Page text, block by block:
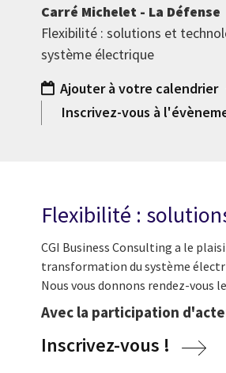
Carré Michelet - La Défense
Flexibilité : solutions et
système électrique
Ajouter à votre calendrier
Inscrivez-vous à
Flexibilité :
CGI Business Consulting a le
transformation du système
Nous vous donnons rendez-vous
Avec la participation
Inscrivez-vous !